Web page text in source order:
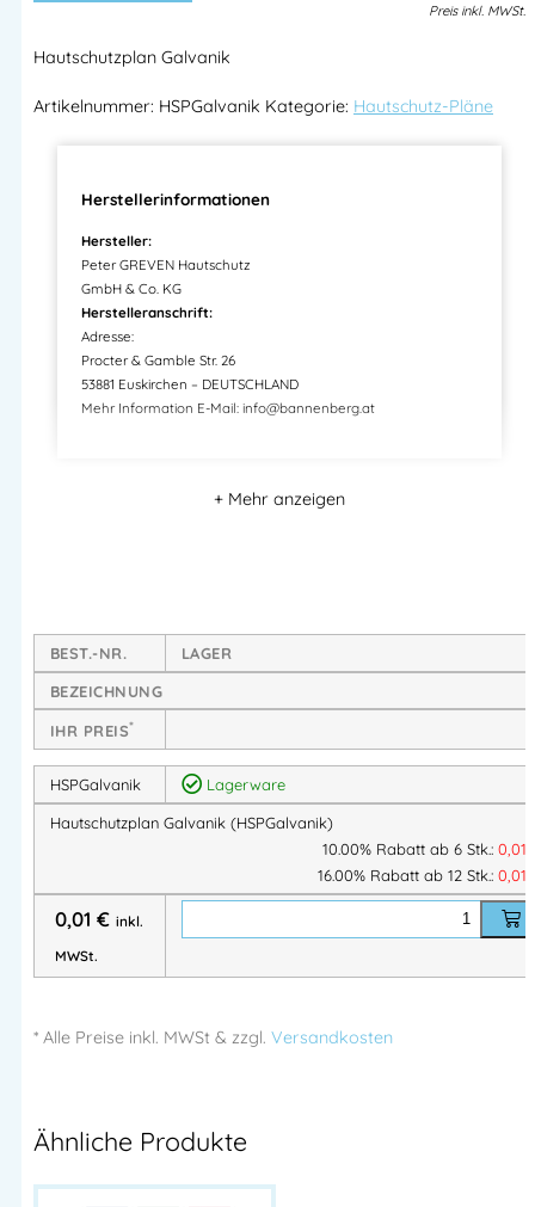
Preis inkl. MWSt.
Hautschutzplan Galvanik
Artikelnummer: HSPGalvanik Kategorie: Hautschutz-Pläne
Herstellerinformationen
Hersteller:
Peter GREVEN Hautschutz
GmbH & Co. KG
Herstelleranschrift:
Adresse:
Procter & Gamble Str. 26
53881 Euskirchen – DEUTSCHLAND
Mehr Information E-Mail: info@bannenberg.at
BEST.-NR.
LAGER
BEZEICHNUNG
IHR PREIS*
HSPGalvanik
Lagerware
Hautschutzplan Galvanik (HSPGalvanik)
10.00% Rabatt ab 6 Stk.: 0,01
16.00% Rabatt ab 12 Stk.: 0,01
0,01 € inkl.
MWSt.
* Alle Preise inkl. MWSt & zzgl. Versandkosten
Ähnliche Produkte